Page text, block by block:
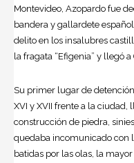
Montevideo, Azopardo fue
bandera y gallardete
delito en los insalubres
la fragata “Efigenia” y llegó a
Su primer lugar de
XVI y XVII frente a la ciudad,
construcción de piedra,
quedaba incomunicado con
batidas por las olas, la